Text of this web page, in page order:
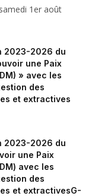
1er août
2023-2026 du
une Paix
» avec les
des
et extractives
2023-2026 du
une Paix
avec les
des
et extractivesG-